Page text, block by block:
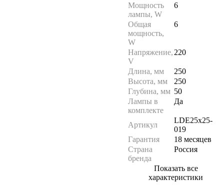
Мощность
лампы, W
6
Общая
мощность,
W
6
Напряжение,
V
220
Длина, мм
250
Высота, мм
250
Глубина, мм 50
Лампы в
комплекте
Да
Артикул
LDE25x25-
019
Гарантия
18 месяцев
Страна
бренда
Россия
Показать все
характеристики